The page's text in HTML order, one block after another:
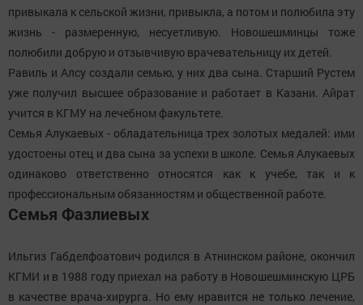
привыкала к сельской жизни, привыкла, а потом и полюбила эту
жизнь - размеренную, несуетливую. Новошешминцы тоже
полюбили добрую и отзывчивую врачевательницу их детей.
Равиль и Алсу создали семью, у них два сына. Старший Рустем
уже получил высшее образование и работает в Казани. Айрат
учится в КГМУ на лечебном факультете.
Семья Алукаевых - обладательница трех золотых медалей: ими
удостоены отец и два сына за успехи в школе. Семья Алукаевых
одинаково ответственно относятся как к учебе, так и к
профессиональным обязанностям и общественной работе.
Семья Фазлиевых
Ильгиз Габделфоатович родился в Атнинском районе, окончил
КГМИ и в 1988 году приехал на работу в Новошешминскую ЦРБ
в качестве врача-хирурга. Но ему нравится не только лечение,